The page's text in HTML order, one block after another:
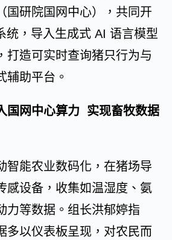
国研院国网中心），共同开
统，导入生成式 AI 语言模型
打造可实时查询猪只行为与
辅助平台。
国网中心算力 实现畜牧数据
智能农业数码化，在猪场导
感设备，收集如温湿度、氨
力等数据。组长洪郁婷指
多以仪表板呈现，对农民而